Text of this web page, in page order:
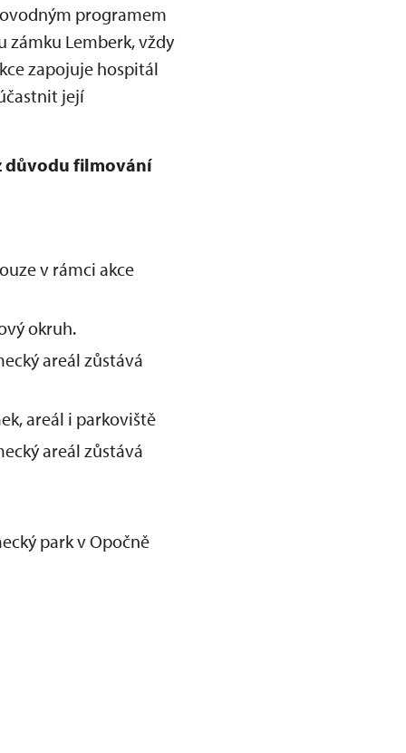
programem
zámku Lemberk, vždy
zapojuje hospitál
její
důvodu filmování
v rámci akce
okruh.
areál zůstává
areál i parkoviště
areál zůstává
park v Opočně